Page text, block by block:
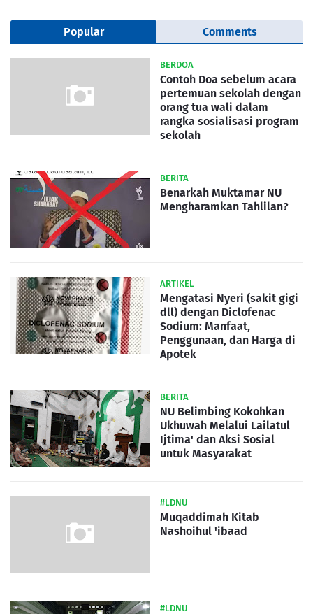
Popular Comments
BERDOA
Contoh Doa sebelum acara
pertemuan sekolah dengan
orang tua wali dalam
rangka sosialisasi program
sekolah
BERITA
Benarkah Muktamar NU
Mengharamkan Tahlilan?
ARTIKEL
Mengatasi Nyeri (sakit gigi
dll) dengan Diclofenac
Sodium: Manfaat,
Penggunaan, dan Harga di
Apotek
BERITA
NU Belimbing Kokohkan
Ukhuwah Melalui Lailatul
Ijtima' dan Aksi Sosial
untuk Masyarakat
#LDNU
Muqaddimah Kitab
Nashoihul 'ibaad
#LDNU